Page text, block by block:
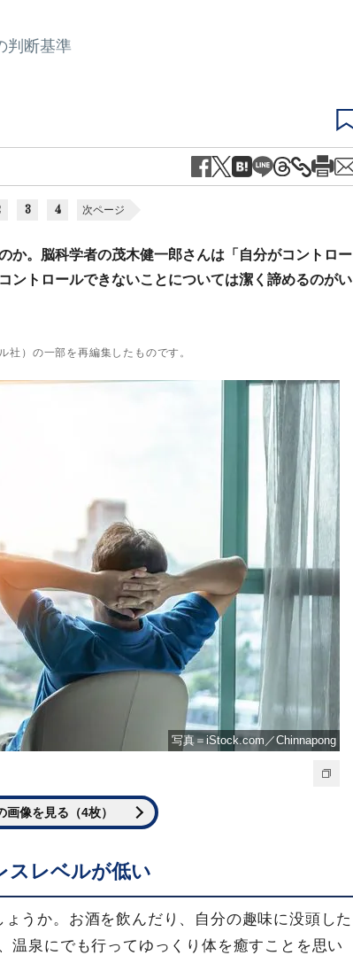
判断基準
3 4 次ページ
か。脳科学者の茂木健一郎さんは「自分がコントロー
ントロールできないことについては潔く諦めるのがい
社）の一部を再編集したものです。
写真＝iStock.com／Chinnapong
画像を見る（4枚）
スレベルが低い
うか。お酒を飲んだり、自分の趣味に没頭した
泉にでも行ってゆっくり体を癒すことを思い